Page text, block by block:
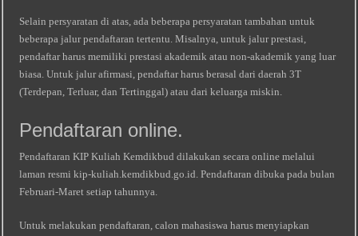
Selain persyaratan di atas, ada beberapa persyaratan tambahan untuk
beberapa jalur pendaftaran tertentu. Misalnya, untuk jalur prestasi,
pendaftar harus memiliki prestasi akademik atau non-akademik yang luar
biasa. Untuk jalur afirmasi, pendaftar harus berasal dari daerah 3T
(Terdepan, Terluar, dan Tertinggal) atau dari keluarga miskin.
Pendaftaran online.
Pendaftaran KIP Kuliah Kemdikbud dilakukan secara online melalui
laman resmi kip-kuliah.kemdikbud.go.id. Pendaftaran dibuka pada bulan
Februari-Maret setiap tahunnya.
Untuk melakukan pendaftaran, calon mahasiswa harus menyiapkan